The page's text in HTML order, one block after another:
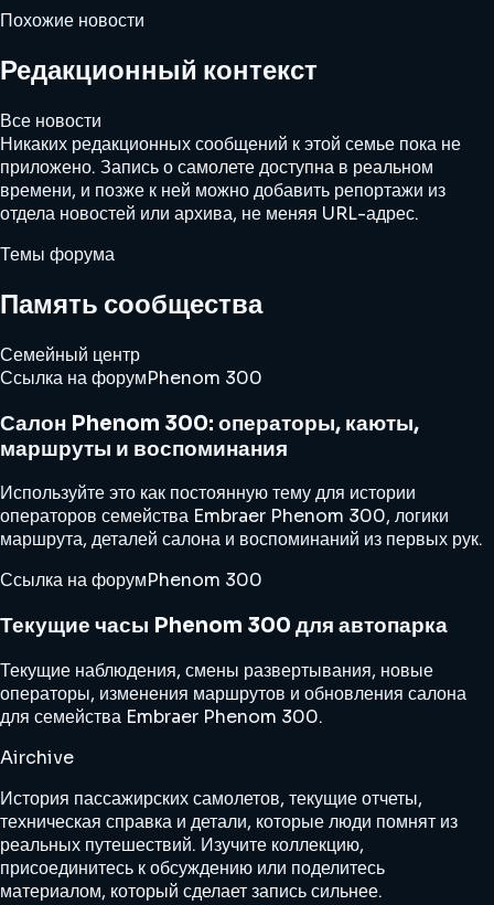
Похожие новости
Редакционный контекст
Все новости
Никаких редакционных сообщений к этой семье пока не
приложено. Запись о самолете доступна в реальном
времени, и позже к ней можно добавить репортажи из
отдела новостей или архива, не меняя URL-адрес.
Темы форума
Память сообщества
Семейный центр
Ссылка на форумPhenom 300
Салон Phenom 300: операторы, каюты,
маршруты и воспоминания
Используйте это как постоянную тему для истории
операторов семейства Embraer Phenom 300, логики
маршрута, деталей салона и воспоминаний из первых рук.
Ссылка на форумPhenom 300
Текущие часы Phenom 300 для автопарка
Текущие наблюдения, смены развертывания, новые
операторы, изменения маршрутов и обновления салона
для семейства Embraer Phenom 300.
Airchive
История пассажирских самолетов, текущие отчеты,
техническая справка и детали, которые люди помнят из
реальных путешествий. Изучите коллекцию,
присоединитесь к обсуждению или поделитесь
материалом, который сделает запись сильнее.